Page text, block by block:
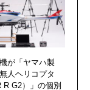
が「ヤマハ製
人ヘリコプタ
R G2）」の個別